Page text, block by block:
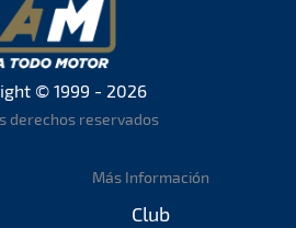
© 1999 - 2026
derechos reservados
Más Información
Club